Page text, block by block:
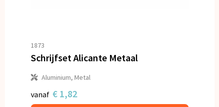
1873
Schrijfset Alicante Metaal
Aluminium, Metal
vanaf € 1,82